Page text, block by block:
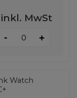
inkl. MwSt
- +
Watch